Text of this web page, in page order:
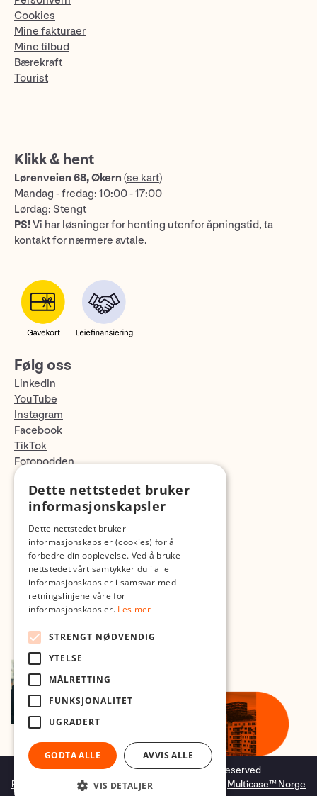
Cookies
Mine fakturaer
Mine tilbud
Bærekraft
Tourist
Klikk & hent
Lørenveien 68, Økern (se kart)
Mandag - fredag: 10:00 - 17:00
Lørdag: Stengt
PS!Vi har løsninger for henting utenfor åpningstid, ta
kontakt for nærmere avtale.
Følg oss
LinkedIn
YouTube
Instagram
Facebook
TikTok
Fotopodden
Med forbehold om skrive- og lagerfeil
Copyright © 2026 Foto.no - All rights reserved
Forretningssystemog nettbutikkløsning
Multicase™ Norge
Dette nettstedet bruker
informasjonskapsler
Dette nettstedet bruker
informasjonskapsler (cookies) for å
forbedre din opplevelse. Ved å bruke
nettstedet vårt samtykker du i alle
informasjonskapsler i samsvar med
retningslinjene våre for
informasjonskapsler. Les mer
STRENGT NØDVENDIG
YTELSE
MÅLRETTING
FUNKSJONALITET
UGRADERT
GODTA ALLE AVVIS ALLE
VIS DETALJER